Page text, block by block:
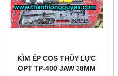
KÌM ÉP COS THỦY LỰC
OPT TP-400 JAW 38MM